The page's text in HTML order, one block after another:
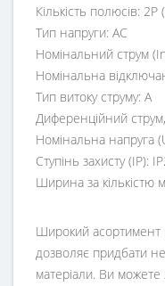
Кількість полюсів: 2P
Тип напруги: AC
Номінальний струм
Номінальна
Тип витоку струму: A
Диференційний
Номінальна напруга
Ступінь захисту (ІР):
Ширина за кількістю
Широкий асортимент
дозволяє придбати не
матеріали. Ви